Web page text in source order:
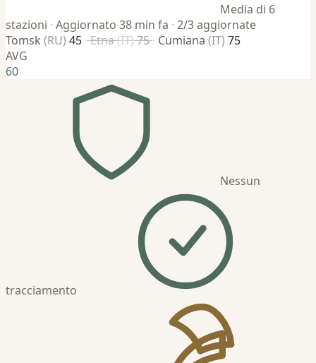
Media di 6
stazioni · Aggiornato 38 min fa · 2/3 aggiornate
Tomsk (RU) 45·Etna(IT)75 · Cumiana (IT) 75
AVG
60
Nessun
tracciamento